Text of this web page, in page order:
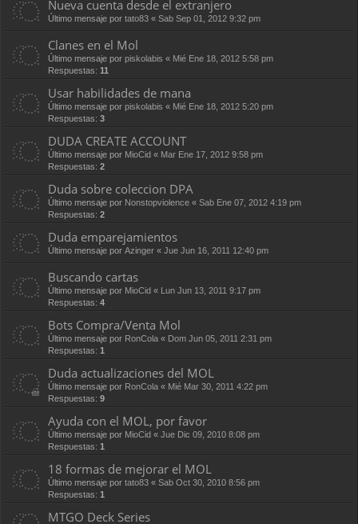
Nueva cuenta desde el extranjero
Último mensaje por tato83 « Sab Sep 01, 2012 9:32 pm
Clanes en el Mol
Último mensaje por piskolabis « Mié Ene 18, 2012 5:58 pm
Respuestas: 11
Usar habilidades de mana
Último mensaje por piskolabis « Mié Ene 18, 2012 5:20 pm
Respuestas: 3
DUDA CREATE ACCOUNT
Último mensaje por MioCid « Mar Ene 17, 2012 9:58 pm
Respuestas: 2
Duda sobre coleccion DPA
Último mensaje por Nonstopviolence « Sab Ene 07, 2012 4:19 pm
Respuestas: 2
Duda emparejamientos
Último mensaje por Azinger « Jue Jun 16, 2011 12:40 pm
Buscando cartas
Último mensaje por MioCid « Lun Jun 13, 2011 9:17 pm
Respuestas: 4
Bots Compra/Venta Mol
Último mensaje por RonCola « Dom Jun 05, 2011 2:31 pm
Respuestas: 1
Duda actualizaciones del MOL
Último mensaje por RonCola « Mié Mar 30, 2011 4:22 pm
Respuestas: 9
Ayuda con el MOL, por favor
Último mensaje por MioCid « Jue Dic 09, 2010 8:08 pm
Respuestas: 1
18 formas de mejorar el MOL
Último mensaje por tato83 « Sab Oct 30, 2010 8:56 pm
Respuestas: 1
MTGO Deck Series